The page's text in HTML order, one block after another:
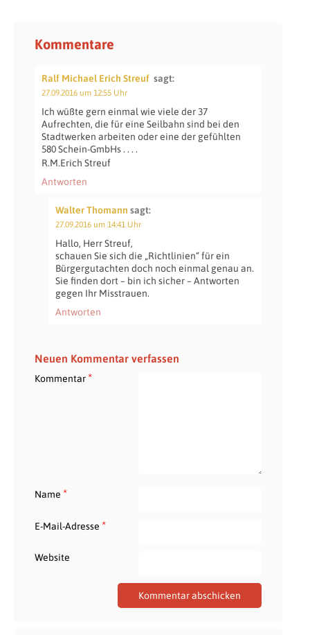
Kommentare
Ralf Michael Erich Streuf sagt:
27.09.2016 um 12:55 Uhr
Ich wüßte gern einmal wie viele der 37
Aufrechten, die für eine Seilbahn sind bei den
Stadtwerken arbeiten oder eine der gefühlten
580 Schein-GmbHs . . . .
R.M.Erich Streuf
Antworten
Walter Thomann sagt:
27.09.2016 um 14:41 Uhr
Hallo, Herr Streuf,
schauen Sie sich die „Richtlinien“ für ein
Bürgergutachten doch noch einmal genau an.
Sie finden dort – bin ich sicher – Antworten
gegen Ihr Misstrauen.
Antworten
Neuen Kommentar verfassen
Kommentar*
Name *
E-Mail-Adresse *
Website